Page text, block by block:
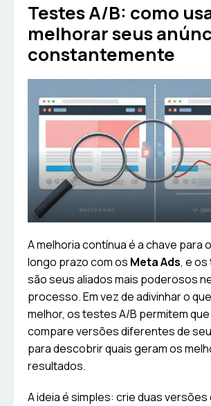
Testes A/B: como
melhorar seus
constantemente
A melhoria contínua é a chave para
longo prazo com os Meta Ads, e
são seus aliados mais poderosos
processo. Em vez de adivinhar o
melhor, os testes A/B permitem
compare versões diferentes de
para descobrir quais geram os
resultados.
A ideia é simples: crie duas versões